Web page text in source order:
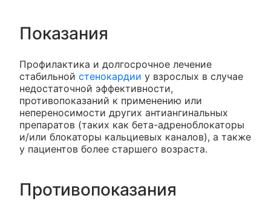
Показания
Профилактика и долгосрочное лечение
стабильной стенокардии у взрослых в случае
недостаточной эффективности,
противопоказаний к применению или
непереносимости других антиангинальных
препаратов (таких как бета-адреноблокаторы
и/или блокаторы кальциевых каналов), а также
у пациентов более старшего возраста.
Противопоказания